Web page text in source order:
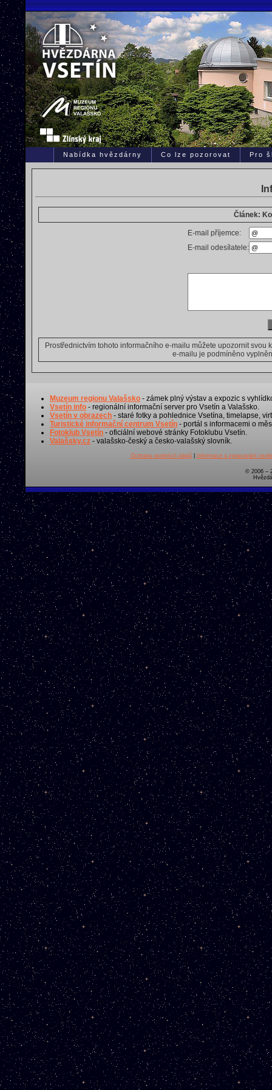
Nabídka hvězdárny Co lze pozorovat Pro
Článek:
E-mail příjemce:
E-mail odesílatele:
Prostřednictvím tohoto informačního e-mailu můžete upozornit
e-mailu je podmíněno
Muzeum regionu Valašsko - zámek plný výstav a expozic s
Vsetín info - regionální informační server pro Vsetín a Valašsko.
Vsetín v obrazech - staré fotky a pohlednice Vsetína, timelapse,
Turistické informační centrum Vsetín - portál s informacemi o
Fotoklub Vsetín - oficiální webové stránky Fotoklubu Vsetín.
Valašsky.cz - valašsko-český a česko-valašský slovník.
Ochrana osobních údajů| Informace o zpracování
© 2006 –